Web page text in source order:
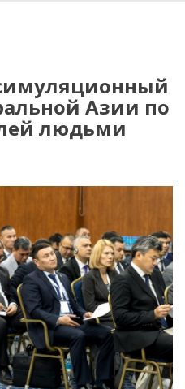
Азии по
людьми